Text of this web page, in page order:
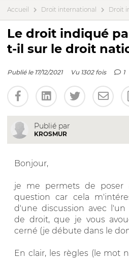
Accueil Droit international Droit
Le droit indiqué
t-il sur le droit
Publié le 17/12/2021 Vu 1302 fois 1
Publié par
KROSMUR
Bonjour,
je me permets de poser
question car cela
d'une discussion avec
de droit, que je vous
cerné (je débute dans le
En clair, les règles (le mot